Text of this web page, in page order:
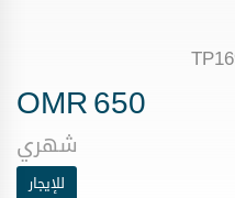
650
OMR
شهري
للإيجار